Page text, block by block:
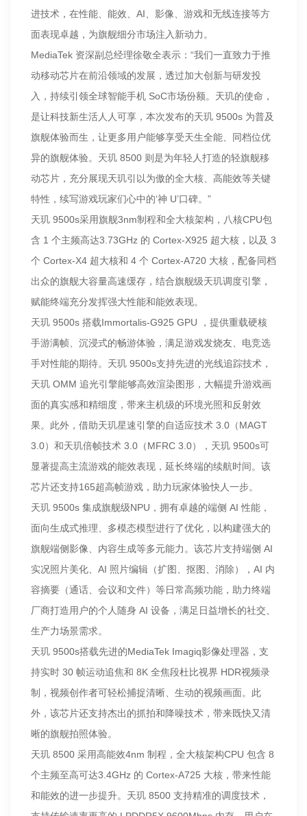
进技术，在性能、能效、AI、影像、游戏和无线连接等方
面表现卓越，为旗舰细分市场注入新动力。
MediaTek 资深副总经理徐敬全表示：“我们一直致力于推
动移动芯片在前沿领域的发展，透过加大创新与研发投
入，持续引领全球智能手机 SoC市场份额。天玑的使命，
是让科技新生活人人可享，本次发布的天玑 9500s 为普及
旗舰体验而生，让更多用户能够享受天生全能、同档位优
异的旗舰体验。天玑 8500 则是为年轻人打造的轻旗舰移
动芯片，充分展现天玑引以为傲的全大核、高能效等关键
特性，续写游戏玩家们心中的‘神 U’口碑。”
天玑 9500s采用旗舰3nm制程和全大核架构，八核CPU包
含 1 个主频高达3.73GHz 的 Cortex-X925 超大核，以及 3
个 Cortex-X4 超大核和 4 个 Cortex-A720 大核，配备同档
出众的旗舰大容量高速缓存，结合旗舰级天玑调度引擎，
赋能终端充分发挥强大性能和能效表现。
天玑 9500s 搭载Immortalis-G925 GPU ，提供重载硬核
手游满帧、沉浸式的畅游体验，满足游戏发烧友、电竞选
手对性能的期待。天玑 9500s支持先进的光线追踪技术，
天玑 OMM 追光引擎能够高效渲染图形，大幅提升游戏画
面的真实感和精细度，带来主机级的环境光照和反射效
果。此外，借助天玑星速引擎的自适应技术 3.0（MAGT
3.0）和天玑倍帧技术 3.0（MFRC 3.0），天玑 9500s可
显著提高主流游戏的能效表现，延长终端的续航时间。该
芯片还支持165超高帧游戏，助力玩家体验快人一步。
天玑 9500s 集成旗舰级NPU，拥有卓越的端侧 AI 性能，
面向生成式推理、多模态模型进行了优化，以构建强大的
旗舰端侧影像、内容生成等多元能力。该芯片支持端侧 AI
实况照片美化、AI 照片编辑（扩图、抠图、消除），AI 内
容摘要（通话、会议和文件）等日常高频功能，助力终端
厂商打造用户的个人随身 AI 设备，满足日益增长的社交、
生产力场景需求。
天玑 9500s搭载先进的MediaTek Imagiq影像处理器，支
持实时 30 帧运动追焦和 8K 全焦段杜比视界 HDR视频录
制，视频创作者可轻松捕捉清晰、生动的视频画面。此
外，该芯片还支持杰出的抓拍和降噪技术，带来既快又清
晰的旗舰拍照体验。
天玑 8500 采用高能效4nm 制程，全大核架构CPU 包含 8
个主频至高可达3.4GHz 的 Cortex-A725 大核，带来性能
和能效的进一步提升。天玑 8500 支持精准的调度技术，